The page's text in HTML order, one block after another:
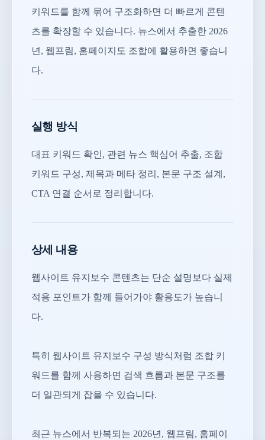
키워드를 함께 묶어 구조화하면 더 빠르게 콘텐
츠를 확장할 수 있습니다. 뉴스에서 추출한 2026
년, 웹프림, 홈페이지도 조합에 활용하면 좋습니
다.
실행 방식
대표 키워드 확인, 관련 뉴스 핵심어 추출, 조합
키워드 구성, 제목과 메타 정리, 본문 구조 설계,
CTA 연결 순서로 정리합니다.
상세 내용
웹사이트 유지보수 콘텐츠는 단순 설명보다 실제
적용 포인트가 함께 들어가야 활용도가 높습니
다.
특히 웹사이트 유지보수 구성 방식처럼 조합 키
워드를 함께 사용하면 검색 흐름과 본문 구조를
더 일관되게 잡을 수 있습니다.
최근 뉴스에서 반복되는 2026년, 웹프림, 홈페이